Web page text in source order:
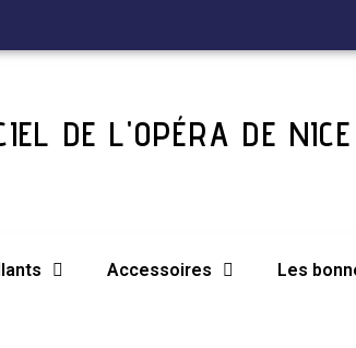
DE L'OPÉRA DE NICE
Accessoires Les